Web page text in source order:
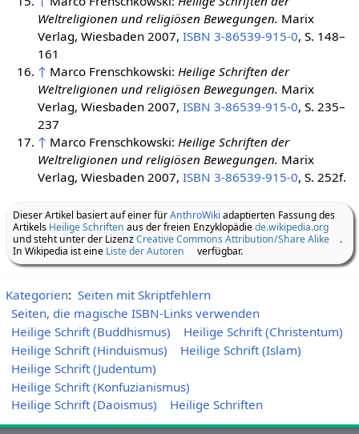
Weltreligionen und religiösen Bewegungen. Marix
Verlag, Wiesbaden 2007, ISBN 3-86539-915-0, S. 148–
161
↑ Marco Frenschkowski: Heilige Schriften der
Weltreligionen und religiösen Bewegungen. Marix
Verlag, Wiesbaden 2007, ISBN 3-86539-915-0, S. 235–
237
↑ Marco Frenschkowski: Heilige Schriften der
Weltreligionen und religiösen Bewegungen. Marix
Verlag, Wiesbaden 2007, ISBN 3-86539-915-0, S. 252f.
Dieser Artikel basiert auf einer fürAnthroWiki adaptierten Fassung des
Artikels Heilige Schriften aus der freien Enzyklopädiede.wikipedia.org
und steht unter der LizenzCreative Commons Attribution/Share Alike
.
In Wikipedia ist eine Liste der Autoren verfügbar.
Kategorien: Seiten mit Skriptfehlern
Seiten, die magische ISBN-Links verwenden
Heilige Schrift (Buddhismus)
Heilige Schrift (Christentum)
Heilige Schrift (Hinduismus)
Heilige Schrift (Islam)
Heilige Schrift (Judentum)
Heilige Schrift (Konfuzianismus)
Heilige Schrift (Daoismus)
Heilige Schriften